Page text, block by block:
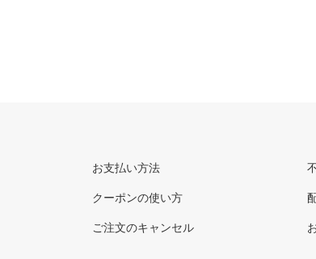
お支払い方法
クーポンの使い方
ご注文のキャンセル